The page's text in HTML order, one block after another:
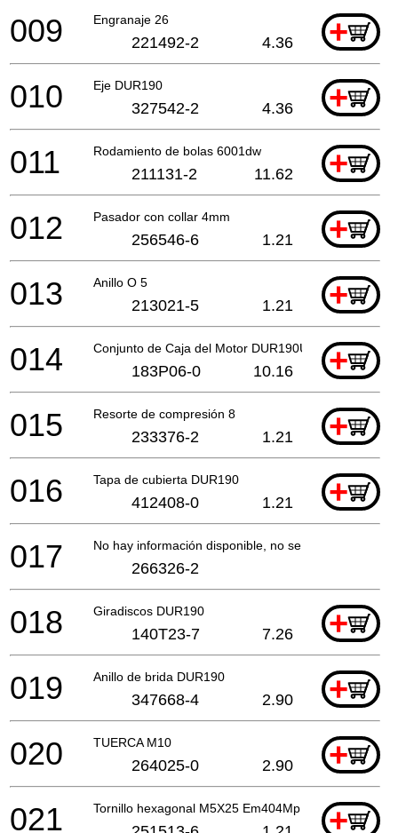
Engranaje 26 +
009 221492-2 4.36
Eje DUR190 +
010 327542-2 4.36
Rodamiento de bolas 6001dw +
011 211131-2 11.62
Pasador con collar 4mm +
012 256546-6 1.21
Anillo O 5 +
013 213021-5 1.21
Conjunto de Caja del Motor DUR190U +
014 183P06-0 10.16
Resorte de compresión 8 +
015 233376-2 1.21
Tapa de cubierta DUR190 +
016 412408-0 1.21
No hay información disponible, no se puede pedir
017 266326-2
Giradiscos DUR190 +
018 140T23-7 7.26
Anillo de brida DUR190 +
019 347668-4 2.90
TUERCA M10 +
020 264025-0 2.90
Tornillo hexagonal M5X25 Em404Mp +
021